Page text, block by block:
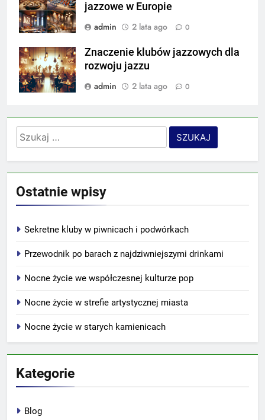
jazzowe w Europie
admin
2 lata ago 0
Znaczenie klubów jazzowych dla
rozwoju jazzu
admin
2 lata ago 0
Szukaj:
Ostatnie wpisy
Sekretne kluby w piwnicach i podwórkach
Przewodnik po barach z najdziwniejszymi drinkami
Nocne życie we współczesnej kulturze pop
Nocne życie w strefie artystycznej miasta
Nocne życie w starych kamienicach
Kategorie
Blog